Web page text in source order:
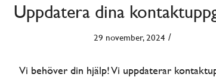
Uppdatera dina
29 november, 2024 /
Vi behöver din hjälp! Vi uppdaterar